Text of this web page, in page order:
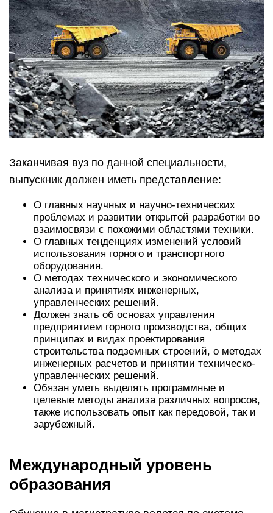
Заканчивая вуз по данной специальности,
выпускник должен иметь представление:
О главных научных и научно-технических
проблемах и развитии открытой разработки во
взаимосвязи с похожими областями техники.
О главных тенденциях изменений условий
использования горного и транспортного
оборудования.
О методах технического и экономического
анализа и принятиях инженерных,
управленческих решений.
Должен знать об основах управления
предприятием горного производства, общих
принципах и видах проектирования
строительства подземных строений, о методах
инженерных расчетов и принятии техническо-
управленческих решений.
Обязан уметь выделять программные и
целевые методы анализа различных вопросов,
также использовать опыт как передовой, так и
зарубежный.
Международный уровень
образования